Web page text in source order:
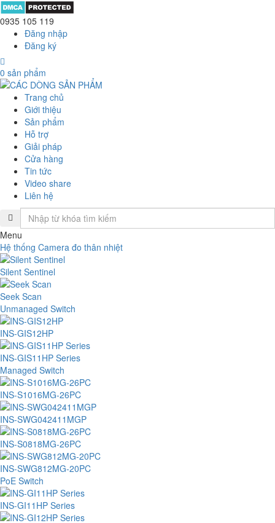
0935 105 119
Đăng nhập
Đăng ký
0 sản phẩm
Trang chủ
Giới thiệu
Sản phẩm
Hỗ trợ
Giải pháp
Cửa hàng
Tin tức
Video share
Liên hệ
Menu
Hệ thống Camera đo thân nhiệt
Silent Sentinel
Seek Scan
Unmanaged Switch
INS-GIS12HP
INS-GIS11HP Series
Managed Switch
INS-S1016MG-26PC
INS-SWG042411MGP
INS-S0818MG-26PC
INS-SWG812MG-20PC
PoE Switch
INS-GI11HP Series